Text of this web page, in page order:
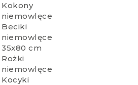
Kokony
niemowlęce
Beciki
niemowlęce
35x80 cm
Rożki
niemowlęce
Kocyki